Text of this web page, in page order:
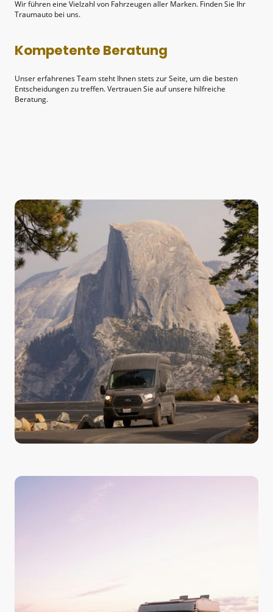
Wir führen eine Vielzahl von Fahrzeugen aller Marken. Finden Sie Ihr
Traumauto bei uns.
Kompetente Beratung
Unser erfahrenes Team steht Ihnen stets zur Seite, um die besten
Entscheidungen zu treffen. Vertrauen Sie auf unsere hilfreiche
Beratung.